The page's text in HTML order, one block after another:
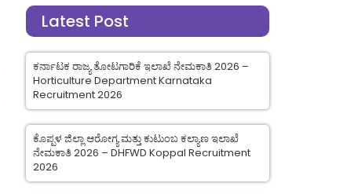
Latest Post
ಕರ್ನಾಟಕ ರಾಜ್ಯ ತೋಟಗಾರಿಕೆ ಇಲಾಖೆ ನೇಮಕಾತಿ 2026 –
Horticulture Department Karnataka
Recruitment 2026
ಕೊಪ್ಪಳ ಜಿಲ್ಲಾ ಆರೋಗ್ಯ ಮತ್ತು ಕುಟುಂಬ ಕಲ್ಯಾಣ ಇಲಾಖೆ
ನೇಮಕಾತಿ 2026 – DHFWD Koppal Recruitment
2026